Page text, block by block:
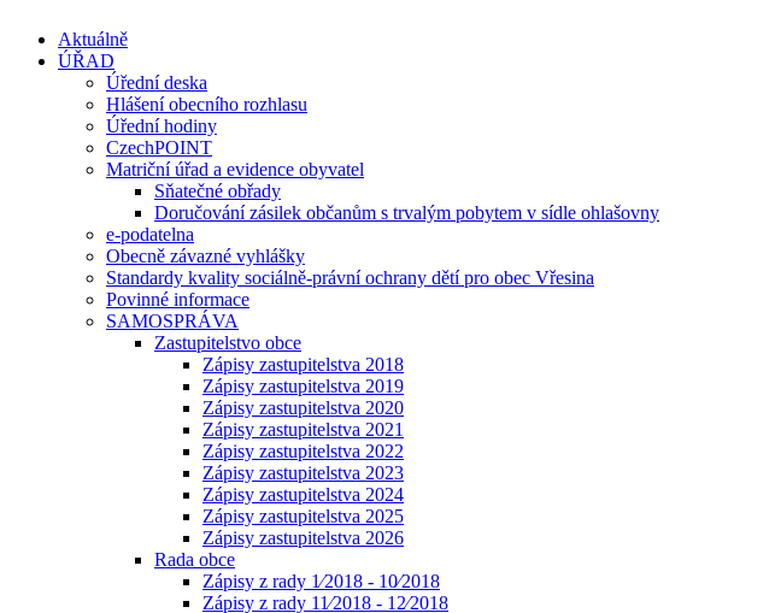
Aktuálně
ÚŘAD
Úřední deska
Hlášení obecního rozhlasu
Úřední hodiny
CzechPOINT
Matriční úřad a evidence obyvatel
Sňatečné obřady
Doručování zásilek občanům s trvalým pobytem v sídle ohlašovny
e-podatelna
Obecně závazné vyhlášky
Standardy kvality sociálně-právní ochrany dětí pro obec Vřesina
Povinné informace
SAMOSPRÁVA
Zastupitelstvo obce
Zápisy zastupitelstva 2018
Zápisy zastupitelstva 2019
Zápisy zastupitelstva 2020
Zápisy zastupitelstva 2021
Zápisy zastupitelstva 2022
Zápisy zastupitelstva 2023
Zápisy zastupitelstva 2024
Zápisy zastupitelstva 2025
Zápisy zastupitelstva 2026
Rada obce
Zápisy z rady 1⁄2018 - 10⁄2018
Zápisy z rady 11⁄2018 - 12⁄2018